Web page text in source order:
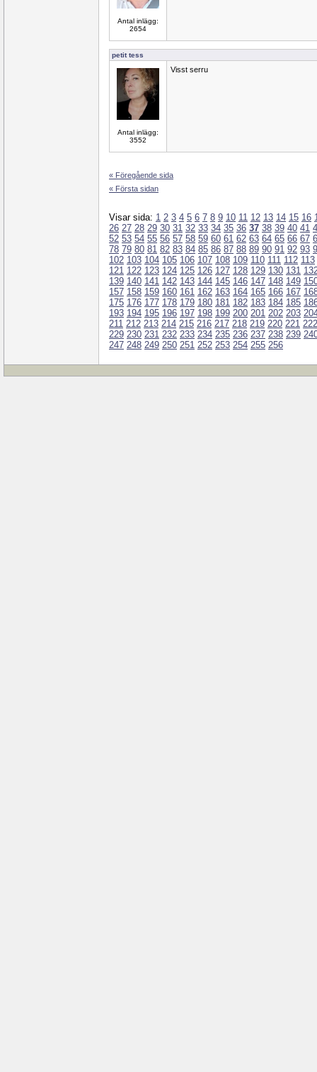
Antal inlägg:
2654
petit tess
Antal inlägg:
3552
Visst serru
« Föregående sida
« Första sidan
Visar sida: 1 2 3 4 5 6 7 8 9 10 11 12 13 14 15 16
26 27 28 29 30 31 32 33 34 35 36 37 38 39 40 41
52 53 54 55 56 57 58 59 60 61 62 63 64 65 66 67
78 79 80 81 82 83 84 85 86 87 88 89 90 91 92 93
102 103 104 105 106 107 108 109 110 111 112 113
121 122 123 124 125 126 127 128 129 130 131
139 140 141 142 143 144 145 146 147 148 149
157 158 159 160 161 162 163 164 165 166 167
175 176 177 178 179 180 181 182 183 184 185
193 194 195 196 197 198 199 200 201 202 203
211 212 213 214 215 216 217 218 219 220 221 222
229 230 231 232 233 234 235 236 237 238 239
247 248 249 250 251 252 253 254 255 256